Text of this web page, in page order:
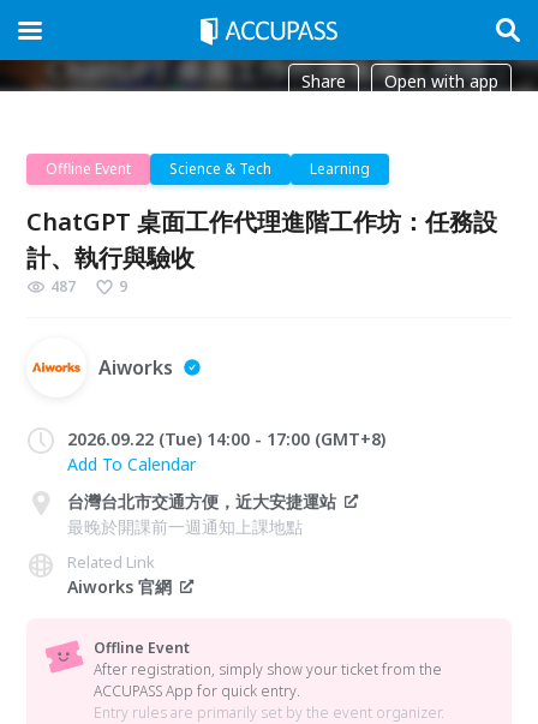
Share Open with app
Offline Event Science & Tech Learning
ChatGPT 桌面工作代理進階工作坊：任務設
計、執行與驗收
487 9
Aiworks
2026.09.22 (Tue) 14:00 - 17:00 (GMT+8)
Add To Calendar
台灣台北市交通方便，近大安捷運站
最晚於開課前一週通知上課地點
Related Link
Aiworks 官網
Offline Event
After registration, simply show your ticket from the
ACCUPASS App for quick entry.
Entry rules are primarily set by the event organizer.